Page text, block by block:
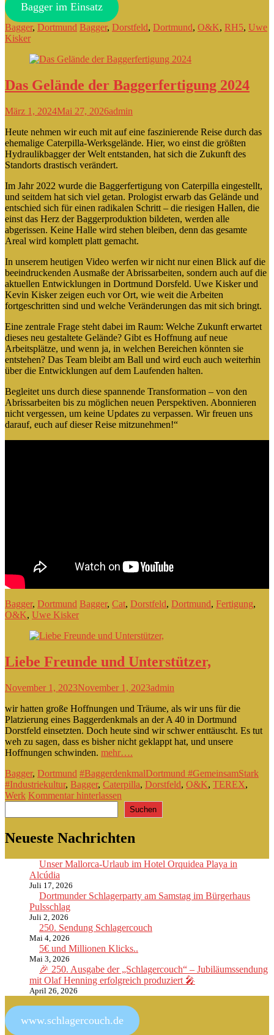
Bagger im Einsatz
Bagger, Dortmund Bagger, Dorstfeld, Dortmund, O&K, RH5, Uwe
Kisker
Das Gelände der Baggerfertigung 2024
März 1, 2024Mai 27, 2026admin
Heute nehmen wir euch mit auf eine faszinierende Reise durch das
ehemalige Caterpilla-Werksgelände. Hier, wo einst die größten
Hydraulikbagger der Welt entstanden, hat sich die Zukunft des
Standorts drastisch verändert.
Im Jahr 2022 wurde die Baggerfertigung von Caterpilla eingestellt,
und seitdem hat sich viel getan. Prologist erwarb das Gelände und
entschied sich für einen radikalen Schritt – die riesigen Hallen, die
einst das Herz der Baggerproduktion bildeten, werden alle
abgerissen. Keine Halle wird stehen bleiben, denn das gesamte
Areal wird komplett platt gemacht.
In unserem heutigen Video werfen wir nicht nur einen Blick auf die
beeindruckenden Ausmaße der Abrissarbeiten, sondern auch auf die
aktuellen Entwicklungen in Dortmund Dorsfeld. Uwe Kisker und
Kevin Kisker zeigen euch vor Ort, wie weit die Arbeiten
fortgeschritten sind und welche Veränderungen das mit sich bringt.
Eine zentrale Frage steht dabei im Raum: Welche Zukunft erwartet
dieses neu gestaltete Gelände? Gibt es Hoffnung auf neue
Arbeitsplätze, und wenn ja, in welchen Bereichen könnten sie
entstehen? Das Team bleibt am Ball und wird euch auch weiterhin
über die Entwicklungen auf dem Laufenden halten.
Begleitet uns durch diese spannende Transformation – von den
Abrissarbeiten bis zu möglichen neuen Perspektiven. Abonnieren
nicht vergessen, um keine Updates zu verpassen. Wir freuen uns
darauf, euch auf dieser Reise mitzunehmen!“
Bagger, Dortmund Bagger, Cat, Dorstfeld, Dortmund, Fertigung,
O&K, Uwe Kisker
Liebe Freunde und Unterstützer,
November 1, 2023November 1, 2023admin
wir hatten große Hoffnungen und Träume, als wir uns für die
Platzierung eines Baggerdenkmals an der A 40 in Dortmund
Dorstfeld einsetzten. Doch heute sind wir schwer enttäuscht. Es tut
weh zu sagen, dass es bisher nicht geklappt hat, und unsere
Hoffnungen schwinden. mehr….
Bagger, Dortmund #BaggerdenkmalDortmund #GemeinsamStark
#Industriekultur, Bagger, Caterpilla, Dorstfeld, O&K, TEREX,
Werk Kommentar hinterlassen
Suchen
Neueste Nachrichten
Unser Mallorca-Urlaub im Hotel Orquidea Playa in
Alcúdia
Juli 17, 2026
Dortmunder Schlagerparty am Samstag im Bürgerhaus
Pulsschlag
Juli 2, 2026
250. Sendung Schlagercouch
Mai 4, 2026
5€ und Millionen Klicks..
Mai 3, 2026
🎉 250. Ausgabe der „Schlagercouch“ – Jubiläumssendung
mit Olaf Henning erfolgreich produziert 🎤
April 26, 2026
www.schlagercouch.de